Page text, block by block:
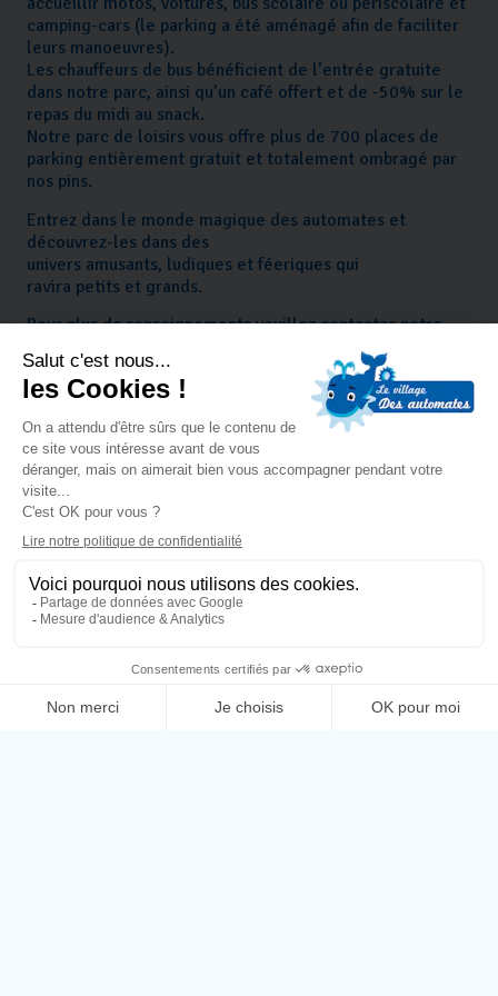
BILLETTERIE
camping-cars (le parking a été aménagé afin de faciliter
leurs manoeuvres).
Les chauffeurs de bus bénéficient de l’entrée gratuite
dans notre parc, ainsi qu’un café offert et de -50% sur le
repas du midi au snack.
Notre parc de loisirs vous offre plus de 700 places de
parking entièrement gratuit et totalement ombragé par
nos pins.
Entrez dans le monde magique des automates et
découvrez-les dans des
univers amusants, ludiques et féeriques qui
ravira petits et grands.
Pour plus de renseignements veuillez contacter notre
équipe par téléphone au 04 30 30 33 46 ou par mail
:contact@villagedesautomates.com
Cliquez sur le lien